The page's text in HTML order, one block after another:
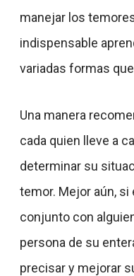
manejar los
indispensable
variadas formas
Una manera
cada quien lleve a
determinar su
temor. Mejor aún,
conjunto con
persona de su
precisar y mejorar